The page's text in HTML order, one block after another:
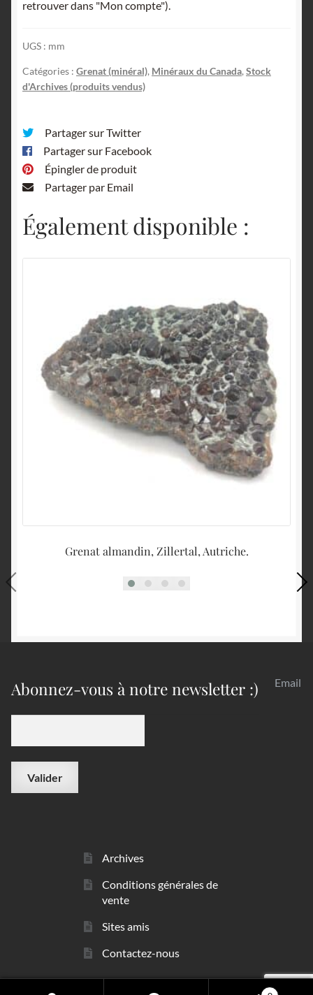
retrouver dans "Mon compte").
UGS : mm
Catégories : Grenat (minéral), Minéraux du Canada, Stock
d'Archives (produits vendus)
Partager sur Twitter
Partager sur Facebook
Épingler de produit
Partager par Email
Également disponible :
Grenat almandin, Zillertal, Autriche.
Abonnez-vous à notre newsletter :) Email
Archives
Conditions générales de
vente
Sites amis
Contactez-nous